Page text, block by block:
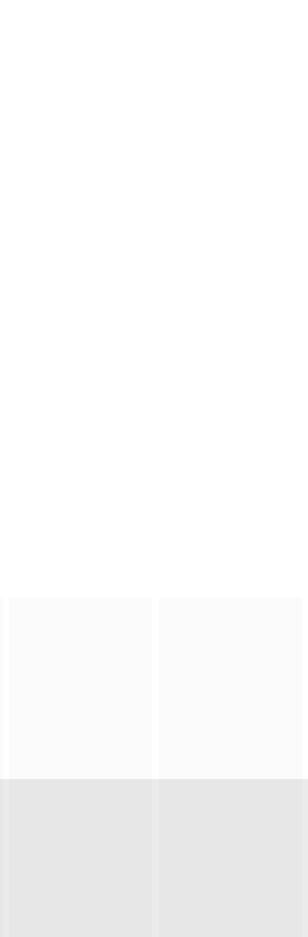
死不
她从恨意中涅槃重生，借私生女桑落的身
以求
一人背负过往伤痕，避世居于深山；一人